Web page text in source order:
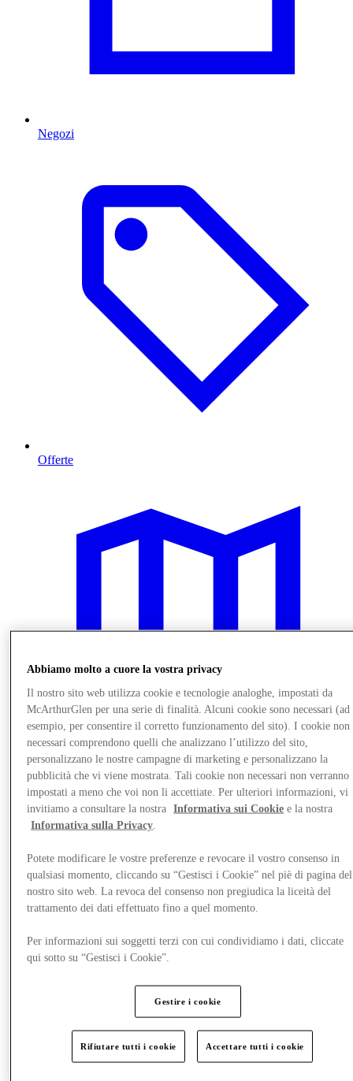
Negozi
Offerte
Vieni a trovarci
Abbiamo molto a cuore la vostra privacy
Il nostro sito web utilizza cookie e tecnologie analoghe, impostati da
McArthurGlen per una serie di finalità. Alcuni cookie sono necessari (ad
esempio, per consentire il corretto funzionamento del sito). I cookie non
necessari comprendono quelli che analizzano l’utilizzo del sito,
personalizzano le nostre campagne di marketing e personalizzano la
pubblicità che vi viene mostrata. Tali cookie non necessari non verranno
impostati a meno che voi non li accettiate. Per ulteriori informazioni, vi
invitiamo a consultare la nostra
Informativa sui Cookie e la nostra
Informativa sulla Privacy
Potete modificare le vostre preferenze e revocare il vostro consenso in
qualsiasi momento, cliccando su “Gestisci i Cookie” nel piè di pagina del
nostro sito web. La revoca del consenso non pregiudica la liceità del
trattamento dei dati effettuato fino a quel momento.
Per informazioni sui soggetti terzi con cui condividiamo i dati, cliccate
qui sotto su “Gestisci i Cookie”.
Gestire i cookie
Rifiutare tutti i cookie Accettare tutti i cookie